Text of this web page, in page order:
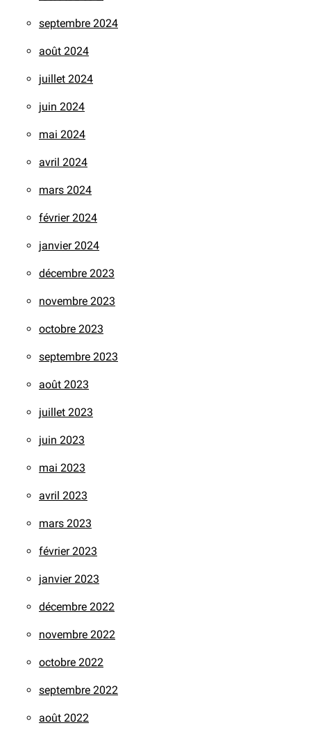
septembre 2024
août 2024
juillet 2024
juin 2024
mai 2024
avril 2024
mars 2024
février 2024
janvier 2024
décembre 2023
novembre 2023
octobre 2023
septembre 2023
août 2023
juillet 2023
juin 2023
mai 2023
avril 2023
mars 2023
février 2023
janvier 2023
décembre 2022
novembre 2022
octobre 2022
septembre 2022
août 2022